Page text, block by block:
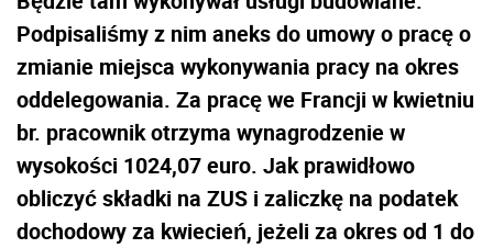
Podpisaliśmy z nim aneks do umowy o pracę o
zmianie miejsca wykonywania pracy na okres
oddelegowania. Za pracę we Francji w kwietniu
br. pracownik otrzyma wynagrodzenie w
wysokości 1024,07 euro. Jak prawidłowo
obliczyć składki na ZUS i zaliczkę na podatek
dochodowy za kwiecień, jeżeli za okres od 1 do